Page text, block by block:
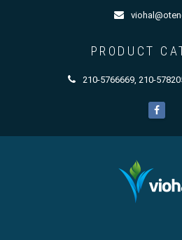
PRODUCT
210-5766669, 210-